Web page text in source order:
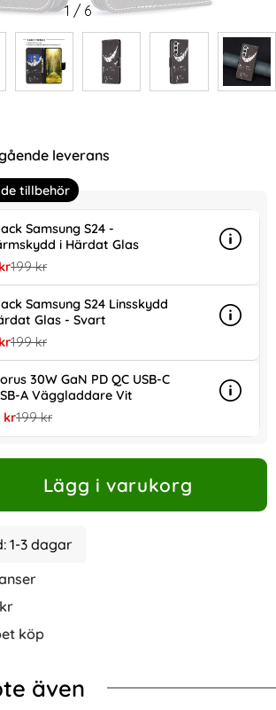
1 / 6
leverans
tillbehör
Samsung S24 -
i Härdat Glas
pris
tidigare pris
199 kr
Info
mer
Samsung S24 Linsskydd
Glas - Svart
pris
tidigare pris
199 kr
Info
mer
30W GaN PD QC USB-C
A Väggladdare Vit
pris
krtidigare pris
199 kr
Info
mer
Lägg i varukorg
1-3 dagar
köp
även